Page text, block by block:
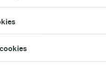
LICHTE
VOORGERECHTEN
VOORGERECHTEN